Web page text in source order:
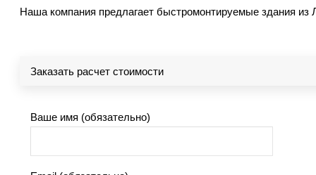
Наша компания предлагает быстромонтируемые здания из
Заказать расчет стоимости
Ваше имя (обязательно)